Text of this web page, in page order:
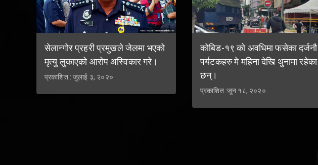
सेलान्गोर प्रहरी प्रमुखले जेलमा भएको
मृत्यु लुकाएको आरोप अस्विकार गरे।
प्रकाशित : जुलाई ३, २०२०
कोबिड-१९ को अवधिमा फसेका दर्जनौ
पर्यटकहरु मे महिना देखि थुनामा रहेका
छन्।
प्रकाशित :जून १८, २०२०